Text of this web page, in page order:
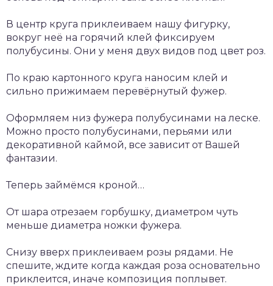
В центр круга приклеиваем нашу фигурку,
вокруг неё на горячий клей фиксируем
полубусины. Они у меня двух видов под цвет роз.
По краю картонного круга наносим клей и
сильно прижимаем перевёрнутый фужер.
Оформляем низ фужера полубусинами на леске.
Можно просто полубусинами, перьями или
декоративной каймой, все зависит от Вашей
фантазии.
Теперь займёмся кроной…
От шара отрезаем горбушку, диаметром чуть
меньше диаметра ножки фужера.
Снизу вверх приклеиваем розы рядами. Не
спешите, ждите когда каждая роза основательно
приклеится, иначе композиция поплывет.